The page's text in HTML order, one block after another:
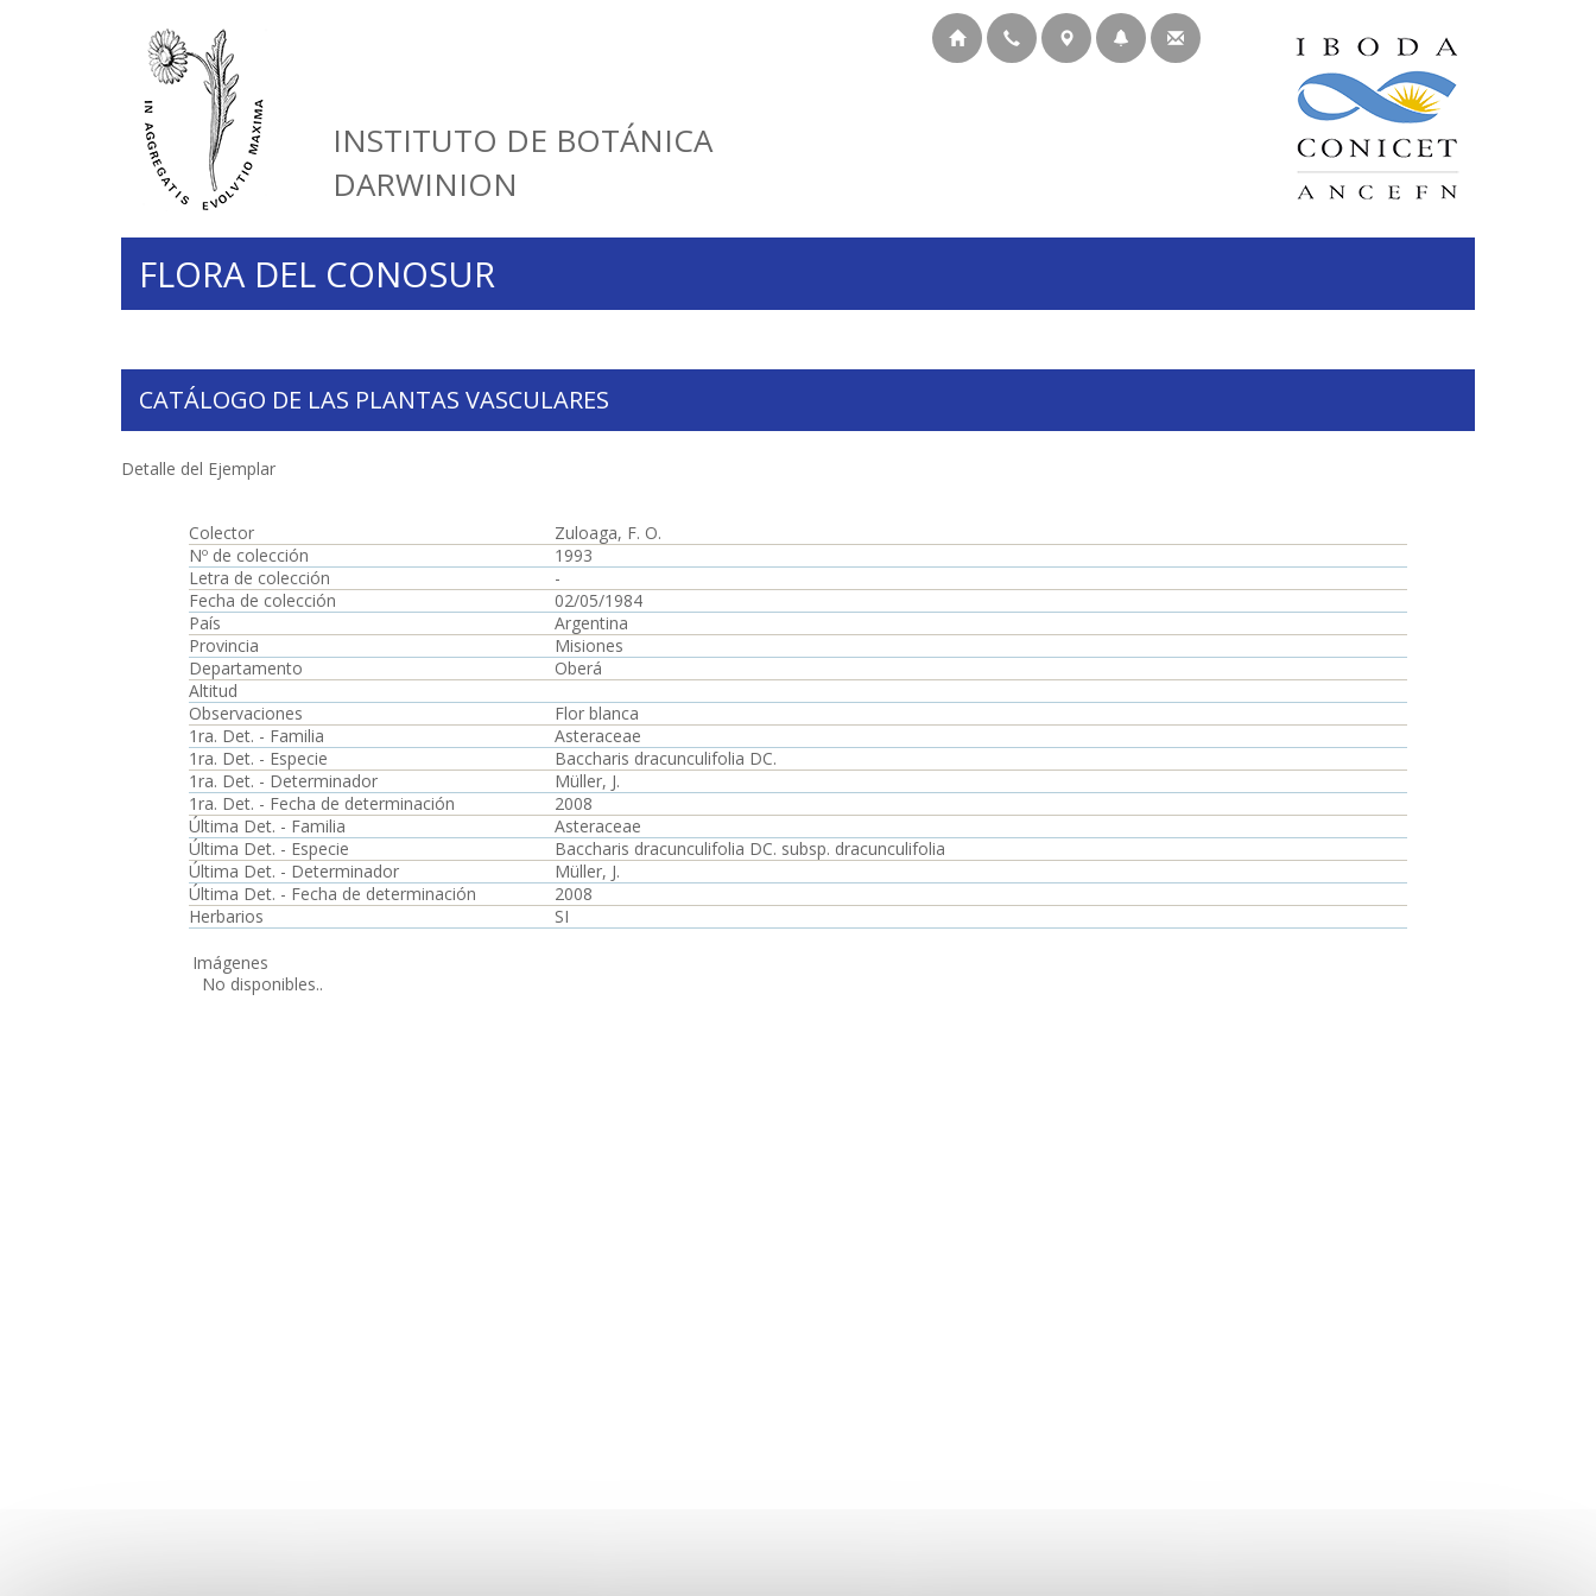
INSTITUTO DE BOTÁNICA
DARWINION
FLORA DEL CONOSUR
CATÁLOGO DE LAS PLANTAS VASCULARES
Detalle del Ejemplar
Colector
Zuloaga, F. O.
Nº de colección
1993
Letra de colección
-
Fecha de colección
02/05/1984
País
Argentina
Provincia
Misiones
Departamento
Oberá
Altitud
Observaciones
Flor blanca
1ra. Det. - Familia
Asteraceae
1ra. Det. - Especie
Baccharis dracunculifolia DC.
1ra. Det. - Determinador
Müller, J.
1ra. Det. - Fecha de determinación
2008
Última Det. - Familia
Asteraceae
Última Det. - Especie
Baccharis dracunculifolia DC. subsp. dracunculifolia
Última Det. - Determinador
Müller, J.
Última Det. - Fecha de determinación
2008
Herbarios
SI
Imágenes
No disponibles..